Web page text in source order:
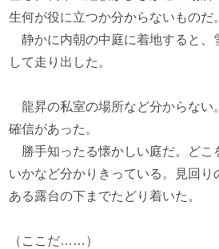
生何が役に立つか分からないものだ。
静かに内朝の中庭に着地すると、
して走り出した。
龍昇の私室の場所など分からない
確信があった。
勝手知ったる懐かしい庭だ。どこ
いかなど分かりきっている。見回り
ある露台の下までたどり着いた。
（ここだ……）